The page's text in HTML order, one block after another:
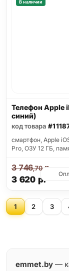
В наличии
Телефон Apple
синий)
код товара
смартфон, Apple
Pro, ОЗУ 12 ГБ,
3 620 р.
3 746,70р.
1 2 3
emmet.by —